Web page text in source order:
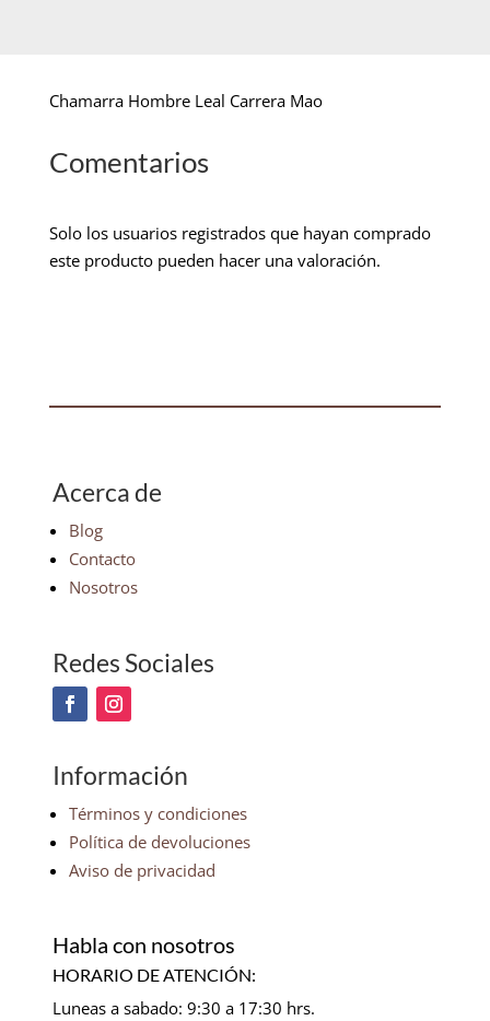
Chamarra Hombre Leal Carrera Mao
Comentarios
Solo los usuarios registrados que hayan comprado
este producto pueden hacer una valoración.
Acerca de
Blog
Contacto
Nosotros
Redes Sociales
Información
Términos y condiciones
Política de devoluciones
Aviso de privacidad
Habla con nosotros
HORARIO DE ATENCIÓN:
Luneas a sabado: 9:30 a 17:30 hrs.